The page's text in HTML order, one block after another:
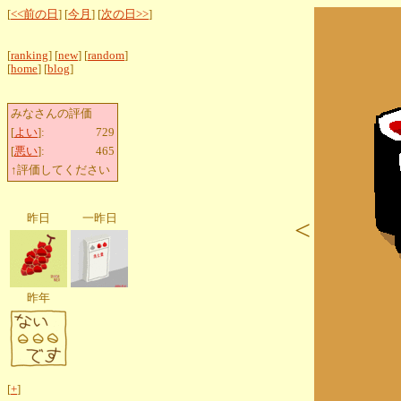
[<<前の日 ] [今月 ] [次の日>>]
[ranking] [new] [random]
[home] [blog]
みなさんの評価
[よい]:
729
[悪い]:
465
↑評価してください
昨日 一昨日
昨年
[+]
<